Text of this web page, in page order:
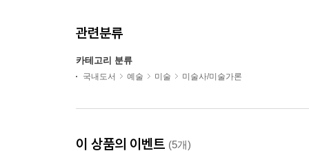
관련분류
카테고리 분류
국내도서 예술 미술 미술사/미술가론
이 상품의 이벤트 (5개)